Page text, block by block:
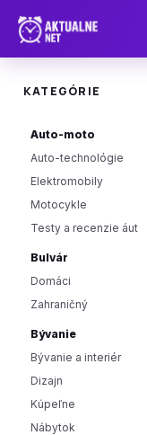
KATEGÓRIE
Auto-moto
Auto-technológie
Elektromobily
Motocykle
Testy a recenzie áut
Bulvár
Domáci
Zahraničný
Bývanie
Bývanie a interiér
Dizajn
Kúpeľne
Nábytok